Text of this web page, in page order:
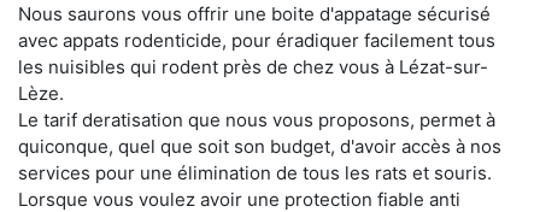
Nous saurons vous offrir une boite d'appatage sécurisé
avec appats rodenticide, pour éradiquer facilement tous
les nuisibles qui rodent près de chez vous à Lézat-sur-
Lèze.
Le tarif deratisation que nous vous proposons, permet à
quiconque, quel que soit son budget, d'avoir accès à nos
services pour une élimination de tous les rats et souris.
Lorsque vous voulez avoir une protection fiable anti